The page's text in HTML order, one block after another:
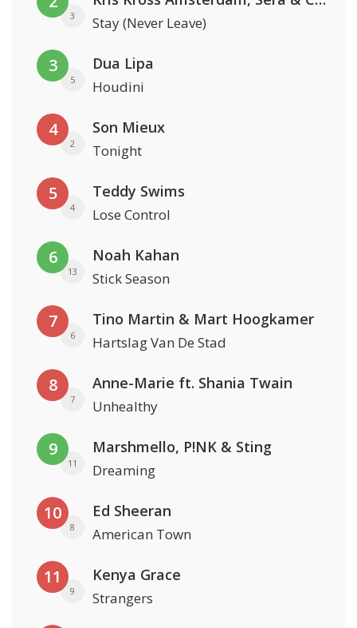
3 Stay (Never Leave)
3
5
Dua Lipa
Houdini
4
2
Son Mieux
Tonight
5
4
Teddy Swims
Lose Control
6
13
Noah Kahan
Stick Season
7
6
Tino Martin & Mart Hoogkamer
Hartslag Van De Stad
8
7
Anne-Marie ft. Shania Twain
Unhealthy
9
11
Marshmello, P!NK & Sting
Dreaming
10
8
Ed Sheeran
American Town
11
9
Kenya Grace
Strangers